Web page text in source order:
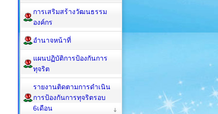
การเสริมสร้างวัฒนธรรม
องค์กร
อำนาจหน้าที่
แผนปฏิบัติการป้องกันการ
ทุจริต
รายงานติดตามการดำเนิน
การป้องกันการทุจริตรอบ
6เดือน